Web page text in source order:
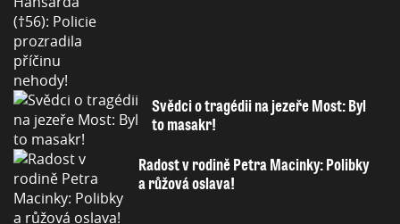
Svědci o tragédii na jezeře Most: Byl
to masakr!
Radost v rodině Petra Macinky: Polibky
a růžová oslava!